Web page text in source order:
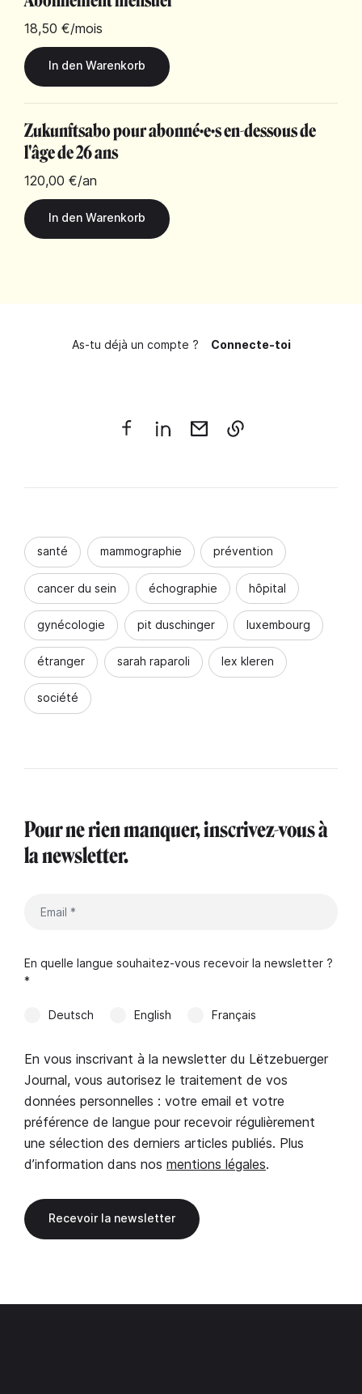
18,50 €/mois
Zukunftsabo pour abonné·e·s en-dessous de
l'âge de 26 ans
120,00 €/an
As-tu déjà un compte ? Connecte-toi
santé mammographie prévention
cancer du sein échographie hôpital
gynécologie pit duschinger luxembourg
étranger sarah raparoli lex kleren
société
Pour ne rien manquer, inscrivez-vous à
la newsletter.
En quelle langue souhaitez-vous recevoir la newsletter ?
*
Deutsch English Français
En vous inscrivant à la newsletter du Lëtzebuerger
Journal, vous autorisez le traitement de vos
données personnelles : votre email et votre
préférence de langue pour recevoir régulièrement
une sélection des derniers articles publiés. Plus
d’information dans nos mentions légales.